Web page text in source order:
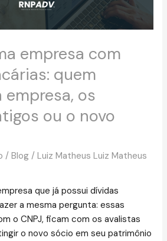
empresa com
quem
empresa, os
ou o novo
/Blog /Luiz Matheus Luiz Matheus
que já possui dívidas
a mesma pergunta: essas
o CNPJ, ficam com os avalistas
o novo sócio em seu patrimônio